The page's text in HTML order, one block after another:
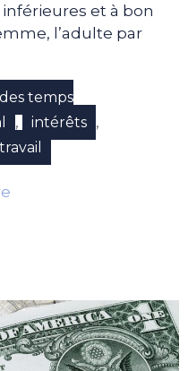
et à bon
l’adulte par
temps
, intérêts ,
travail